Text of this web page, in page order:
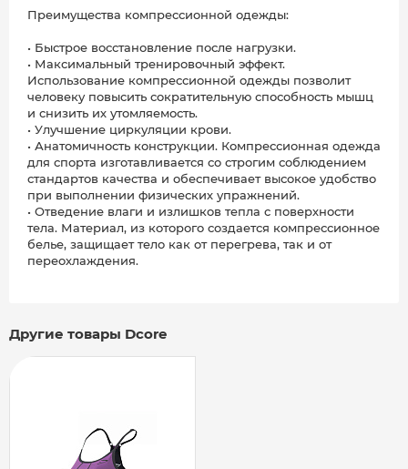
Преимущества компрессионной одежды:
• Быстрое восстановление после нагрузки.
• Максимальный тренировочный эффект.
Использование компрессионной одежды позволит
человеку повысить сократительную способность мышц
и снизить их утомляемость.
• Улучшение циркуляции крови.
• Анатомичность конструкции. Компрессионная одежда
для спорта изготавливается со строгим соблюдением
стандартов качества и обеспечивает высокое удобство
при выполнении физических упражнений.
• Отведение влаги и излишков тепла с поверхности
тела. Материал, из которого создается компрессионное
белье, защищает тело как от перегрева, так и от
переохлаждения.
Другие товары Dcore